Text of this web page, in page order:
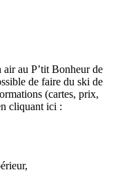
air au P’tit Bonheur de
de faire du ski de
(cartes, prix,
cliquant ici :